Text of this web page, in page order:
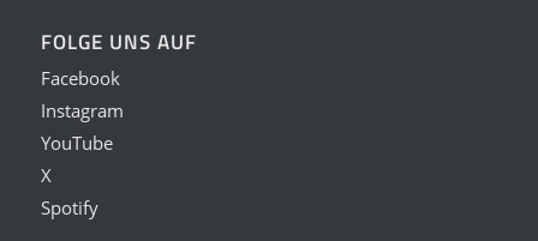
FOLGE UNS AUF
Facebook
Instagram
YouTube
X
Spotify